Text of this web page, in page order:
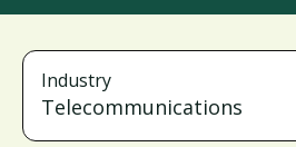
Industry
Telecommunications